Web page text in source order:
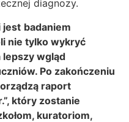
diagnozy.
jest badaniem
nie tylko wykryć
lepszy wgląd
Po zakończeniu
raport
który zostanie
kuratoriom,